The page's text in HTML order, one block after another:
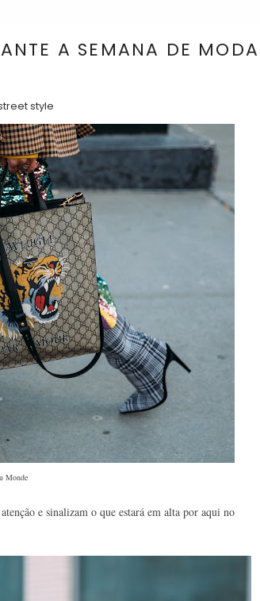
A SEMANA DE MODA
style
Monde
e sinalizam o que estará em alta por aqui no